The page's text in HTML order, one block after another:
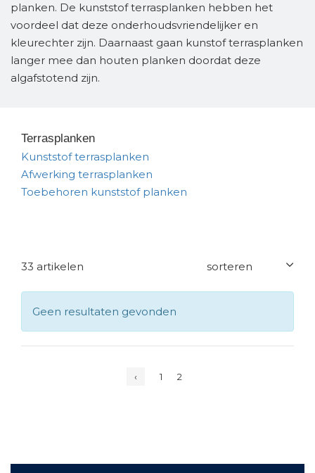
planken. De kunststof terrasplanken hebben het
voordeel dat deze onderhoudsvriendelijker en
kleurechter zijn. Daarnaast gaan kunstof terrasplanken
langer mee dan houten planken doordat deze
algafstotend zijn.
Terrasplanken
Kunststof terrasplanken
Afwerking terrasplanken
Toebehoren kunststof planken
33 artikelen
Geen resultaten gevonden
‹ 1 2